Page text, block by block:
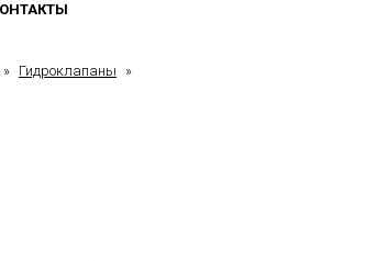
» Гидроклапаны
»